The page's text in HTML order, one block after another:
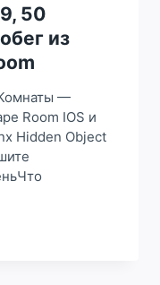
50
из
—
Room IOS и
Hidden Object